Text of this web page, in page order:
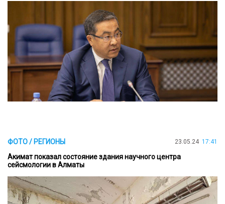
ФОТО / РЕГИОНЫ 23.05.24 17:41
Акимат показал состояние здания научного центра
сейсмологии в Алматы